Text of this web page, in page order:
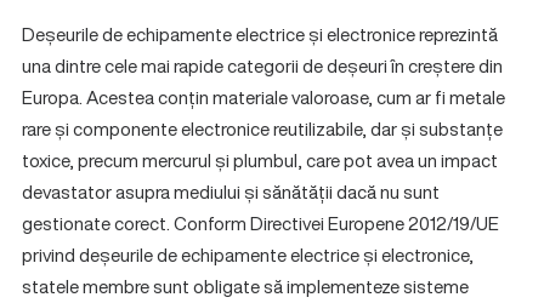
Deșeurile de echipamente electrice și electronice reprezintă
una dintre cele mai rapide categorii de deșeuri în creștere din
Europa. Acestea conțin materiale valoroase, cum ar fi metale
rare și componente electronice reutilizabile, dar și substanțe
toxice, precum mercurul și plumbul, care pot avea un impact
devastator asupra mediului și sănătății dacă nu sunt
gestionate corect. Conform Directivei Europene 2012/19/UE
privind deșeurile de echipamente electrice și electronice,
statele membre sunt obligate să implementeze sisteme